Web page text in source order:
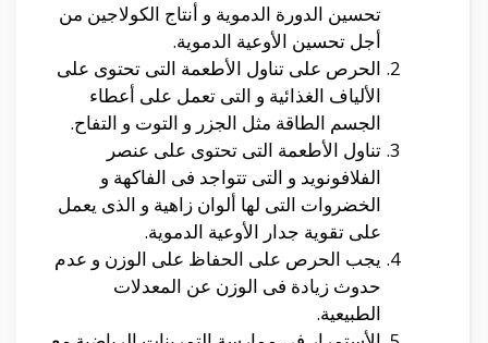
تحسين الدورة الدموية و أنتاج الكولاجين من
أجل تحسين الأوعية الدموية.
الحرص على تناول الأطعمة التى تحتوى على
الألياف الغذائية و التى تعمل على أعطاء
الجسم الطاقة مثل الجزر و التوت و التفاح.
تناول الأطعمة التى تحتوى على عنصر
الفلافونويد و التى تتواجد فى الفاكهة و
الخضروات التى لها ألوان زاهية و الذى يعمل
على تقوية جدار الأوعية الدموية.
يجب الحرص على الحفاظ على الوزن و عدم
حدوث زيادة فى الوزن عن المعدلات
الطبيعية.